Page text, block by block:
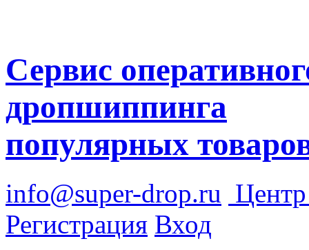
Сервис
дропшиппинга
популярных
info@super-drop.ru
Регистрация Вход